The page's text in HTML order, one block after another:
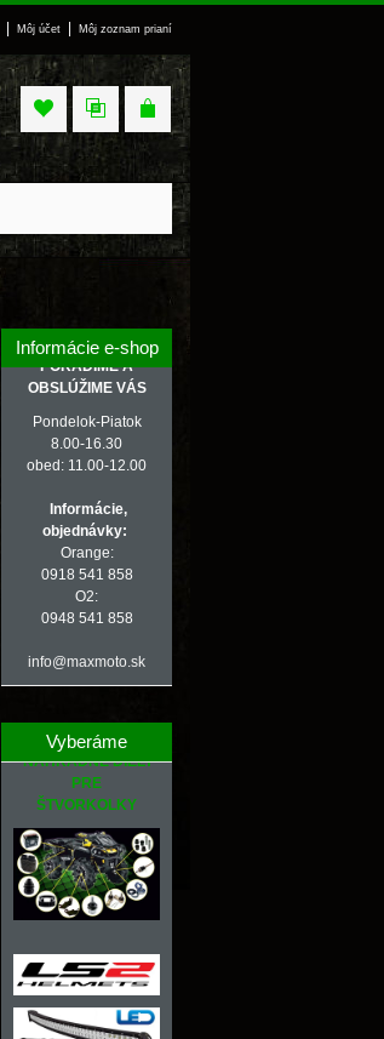
Môj účet Môj zoznam prianí
Informácie e-shop
PORADÍME A
OBSLÚŽIME VÁS
Pondelok-Piatok
8.00-16.30
obed: 11.00-12.00
Informácie,
objednávky:
Orange:
0918 541 858
O2:
0948 541 858
info@maxmoto.sk
Vyberáme
NÁHRADNÉ DIELY
PRE
ŠTVORKOLKY